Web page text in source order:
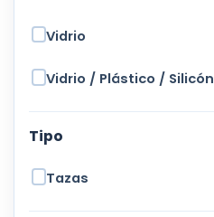
Vidrio
Vidrio / Plástico / Silicón
Tipo
Tazas